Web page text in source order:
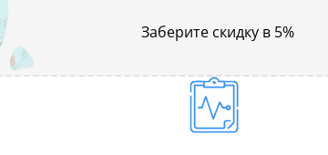
Заберите скидку в 5%